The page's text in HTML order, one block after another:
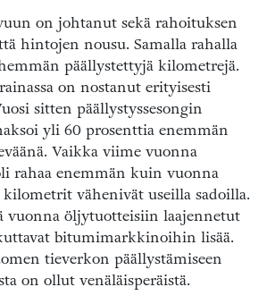
on johtanut sekä rahoituksen
hintojen nousu. Samalla rahalla
päällystettyjä kilometrejä.
on nostanut erityisesti
sitten päällystyssesongin
yli 60 prosenttia enemmän
Vaikka viime vuonna
rahaa enemmän kuin vuonna
vähenivät useilla sadoilla.
vuonna öljytuotteisiin laajennetut
bitumimarkkinoihin lisää.
tieverkon päällystämiseen
on ollut venäläisperäistä.